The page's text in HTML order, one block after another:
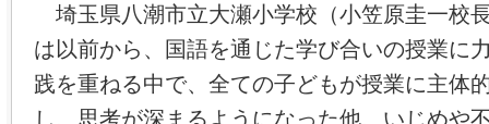
埼玉県八潮市立大瀬小学校（小笠原圭一校
は以前から、国語を通じた学び合いの授業に
践を重ねる中で、全ての子どもが授業に主体
し、思考が深まるようになった他、いじめや